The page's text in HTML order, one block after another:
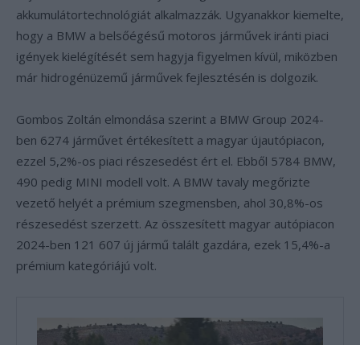
akkumulátortechnológiát alkalmazzák. Ugyanakkor kiemelte,
hogy a BMW a belsőégésű motoros járművek iránti piaci
igények kielégítését sem hagyja figyelmen kívül, miközben
már hidrogénüzemű járművek fejlesztésén is dolgozik.
Gombos Zoltán elmondása szerint a BMW Group 2024-
ben 6274 járművet értékesített a magyar újautópiacon,
ezzel 5,2%-os piaci részesedést ért el. Ebből 5784 BMW,
490 pedig MINI modell volt. A BMW tavaly megőrizte
vezető helyét a prémium szegmensben, ahol 30,8%-os
részesedést szerzett. Az összesített magyar autópiacon
2024-ben 121 607 új jármű talált gazdára, ezek 15,4%-a
prémium kategóriájú volt.